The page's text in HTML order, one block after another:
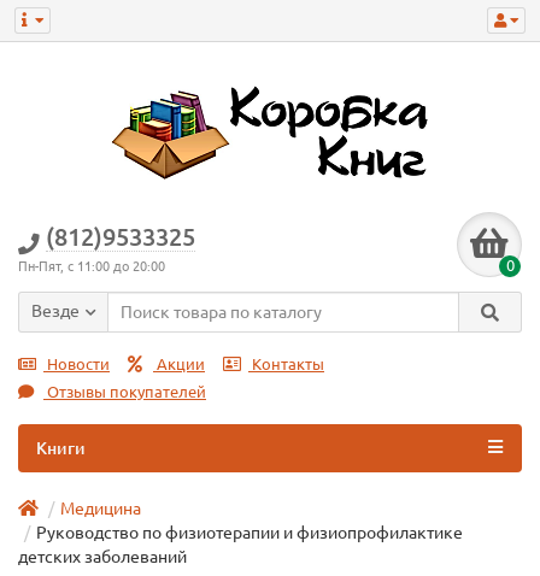
(812)9533325
Пн-Пят, с 11:00 до 20:00 0
Везде
Новости Акции
Контакты
Отзывы покупателей
Книги
Медицина
Руководство по физиотерапии и физиопрофилактике
детских заболеваний